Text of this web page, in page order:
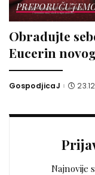
Obradujte
Eucerin
Posted
GospodjicaJ
Najnovije